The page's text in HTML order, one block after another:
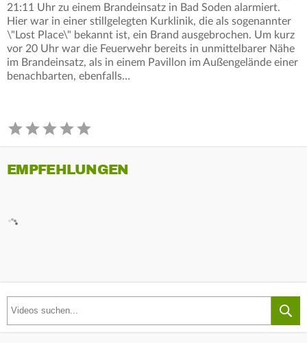
21:11 Uhr zu einem Brandeinsatz in Bad Soden alarmiert.
Hier war in einer stillgelegten Kurklinik, die als sogenannter
\"Lost Place\" bekannt ist, ein Brand ausgebrochen. Um kurz
vor 20 Uhr war die Feuerwehr bereits in unmittelbarer Nähe
im Brandeinsatz, als in einem Pavillon im Außengelände einer
benachbarten, ebenfalls…
EMPFEHLUNGEN